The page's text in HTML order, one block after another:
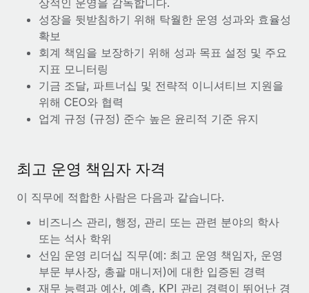
손쉬운 직원 복리후생 관리
Remote 제품 관련 소식: Gusto 및 Xero와의 통합과
Remote Contractor Management Plus
Remote의 사명은 모든 규모의 기업이 전 세계 어디서든 업무에 가
장 적합 사람을 찾아 채용 및 관리하고 급여를 지급하도록 돕는 것
입니다. 이를 위해 최근 몇 주 동안 새로운...
자세히 알아보기
Shootsta가 Remote를 통해 네 개의 시장에서 글로벌
에게는 흥미롭고 전문적인 비디오 제작이 어느 때보다 중요해졌습
니다. 그러나 대부분의 회사들은 그렇게 높은 품질의...
자세히 알아보기
상적인 운영을 감독합니다.
성장을 뒷받침하기 위해 탁월한 운영 성과와 효율성
확보
회계 책임을 보장하기 위해 성과 목표 설정 및 주요
지표 모니터링
기금 조달, 파트너십 및 전략적 이니셔티브 지원을
위해 CEO와 협력
업계 규정 (규정) 준수 높은 윤리적 기준 유지
최고 운영 책임자 자격
이 직무에 적합한 사람은 다음과 같습니다.
비즈니스 관리, 행정, 관리 또는 관련 분야의 학사
또는 석사 학위
선임 운영 리더십 직무(예: 최고 운영 책임자, 운영
부문 부사장, 총괄 매니저)에 대한 입증된 경력
재무 능력과 예산, 예측, KPI 관리 경력이 뛰어난 경